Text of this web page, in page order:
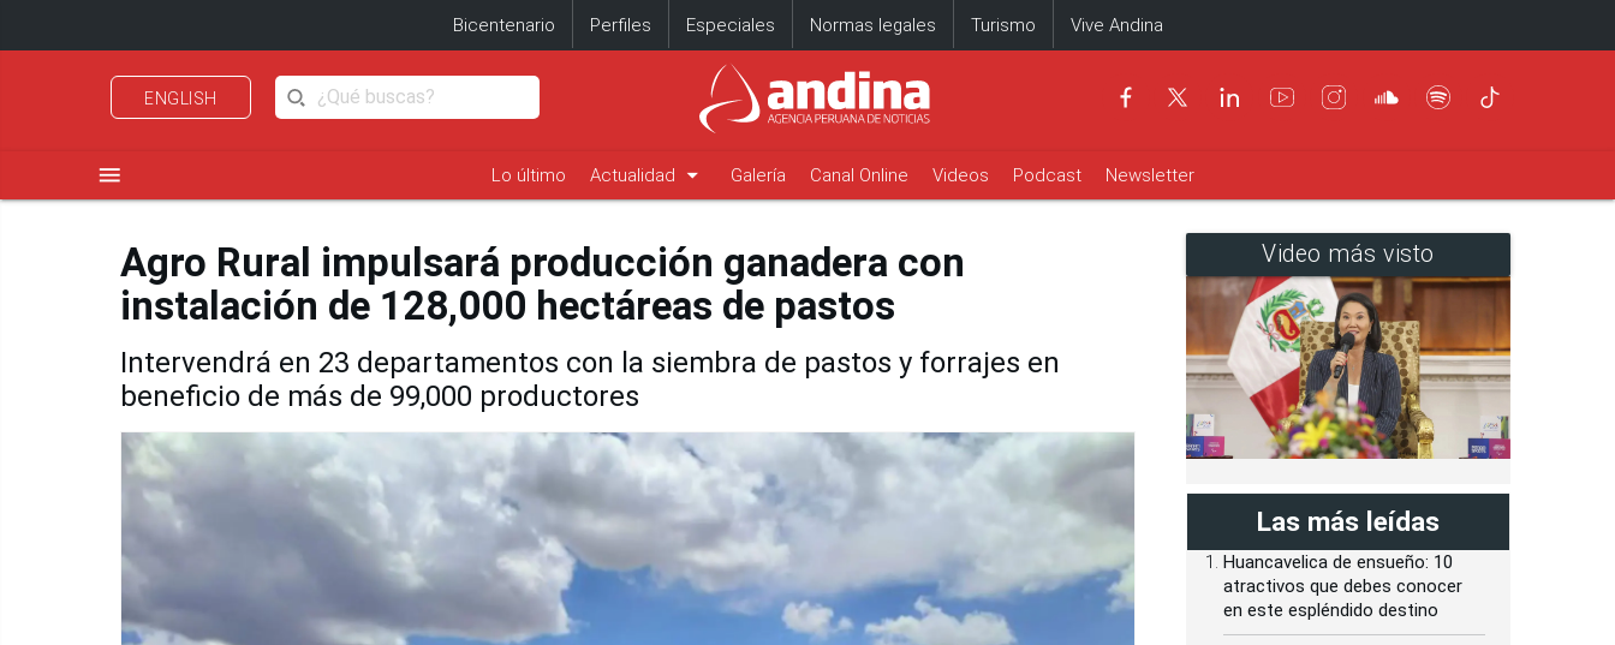
Bicentenario Perfiles Especiales Normas legales Turismo Vive Andina
ENGLISH
menu Lo último Actualidad arrow_drop_down Galería Canal Online Videos Podcast Newsletter
Agro Rural impulsará producción ganadera con
instalación de 128,000 hectáreas de pastos
Intervendrá en 23 departamentos con la siembra de pastos y forrajes en
beneficio de más de 99,000 productores
Video más visto
Las más leídas
Huancavelica de ensueño: 10
atractivos que debes conocer
en este espléndido destino